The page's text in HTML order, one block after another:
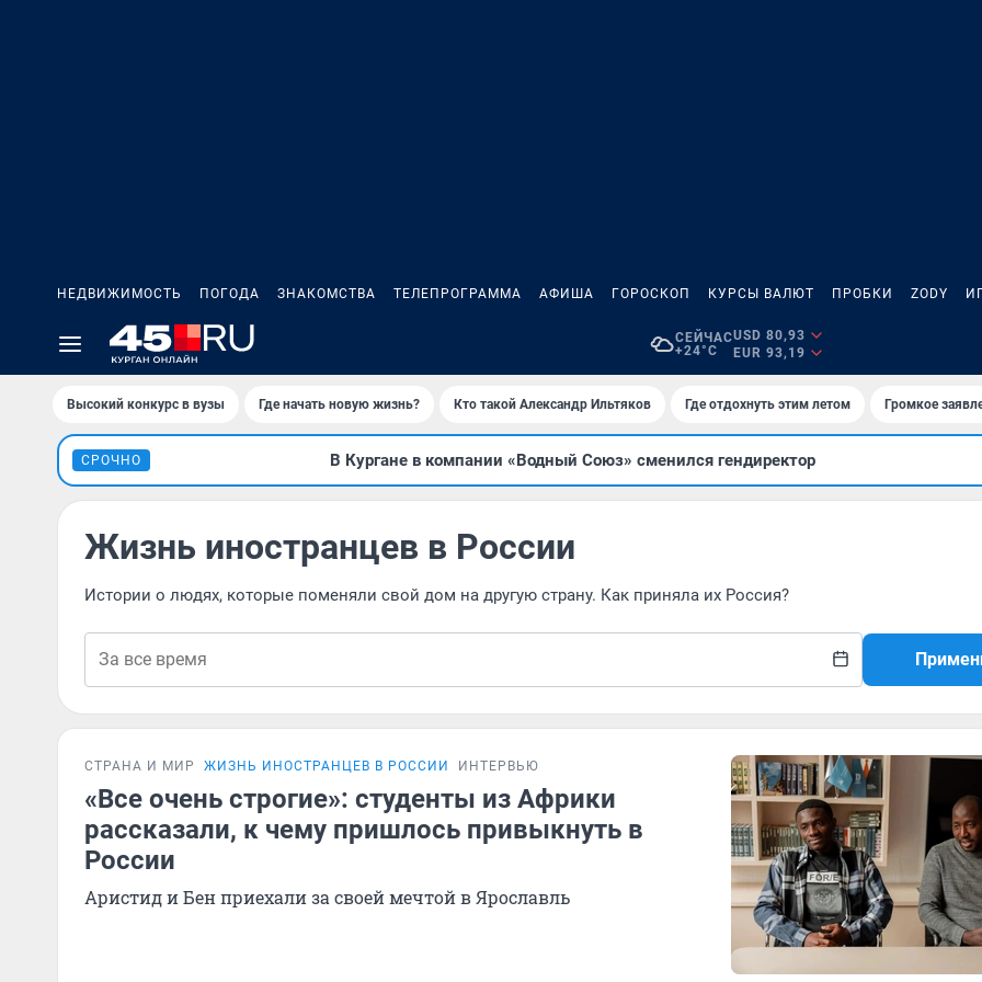
НЕДВИЖИМОСТЬ ПОГОДА ЗНАКОМСТВА ТЕЛЕПРОГРАММА АФИША ГОРОСКОП КУРСЫ ВАЛЮТ ПРОБКИ ZODY
СЕЙЧАС
+24°C
USD 80,93
EUR 93,19
Высокий конкурс в вузы Где начать новую жизнь? Кто такой Александр Ильтяков Где отдохнуть этим летом Громкое
СРОЧНО В Кургане в компании «Водный Союз» сменился гендиректор
Жизнь иностранцев в России
Истории о людях, которые поменяли свой дом на другую страну. Как приняла их Россия?
СТРАНА И МИР ЖИЗНЬ ИНОСТРАНЦЕВ В РОССИИ ИНТЕРВЬЮ
«Все очень строгие»: студенты из Африки
рассказали, к чему пришлось привыкнуть в
России
Аристид и Бен приехали за своей мечтой в Ярославль